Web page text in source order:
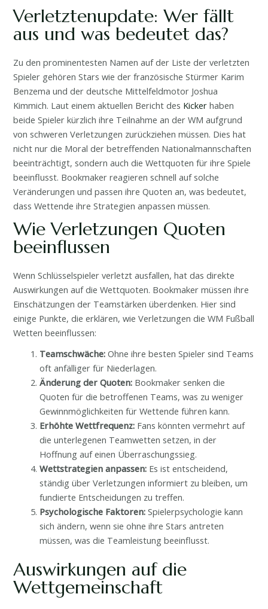
Verletztenupdate: Wer fällt
aus und was bedeutet das?
Zu den prominentesten Namen auf der Liste der verletzten
Spieler gehören Stars wie der französische Stürmer Karim
Benzema und der deutsche Mittelfeldmotor Joshua
Kimmich. Laut einem aktuellen Bericht des Kicker haben
beide Spieler kürzlich ihre Teilnahme an der WM aufgrund
von schweren Verletzungen zurückziehen müssen. Dies hat
nicht nur die Moral der betreffenden Nationalmannschaften
beeinträchtigt, sondern auch die Wettquoten für ihre Spiele
beeinflusst. Bookmaker reagieren schnell auf solche
Veränderungen und passen ihre Quoten an, was bedeutet,
dass Wettende ihre Strategien anpassen müssen.
Wie Verletzungen Quoten
beeinflussen
Wenn Schlüsselspieler verletzt ausfallen, hat das direkte
Auswirkungen auf die Wettquoten. Bookmaker müssen ihre
Einschätzungen der Teamstärken überdenken. Hier sind
einige Punkte, die erklären, wie Verletzungen die WM Fußball
Wetten beeinflussen:
Teamschwäche: Ohne ihre besten Spieler sind Teams
oft anfälliger für Niederlagen.
Änderung der Quoten: Bookmaker senken die
Quoten für die betroffenen Teams, was zu weniger
Gewinnmöglichkeiten für Wettende führen kann.
Erhöhte Wettfrequenz: Fans könnten vermehrt auf
die unterlegenen Teamwetten setzen, in der
Hoffnung auf einen Überraschungssieg.
Wettstrategien anpassen: Es ist entscheidend,
ständig über Verletzungen informiert zu bleiben, um
fundierte Entscheidungen zu treffen.
Psychologische Faktoren: Spielerpsychologie kann
sich ändern, wenn sie ohne ihre Stars antreten
müssen, was die Teamleistung beeinflusst.
Auswirkungen auf die
Wettgemeinschaft